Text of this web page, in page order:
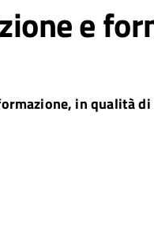
e
in qualità